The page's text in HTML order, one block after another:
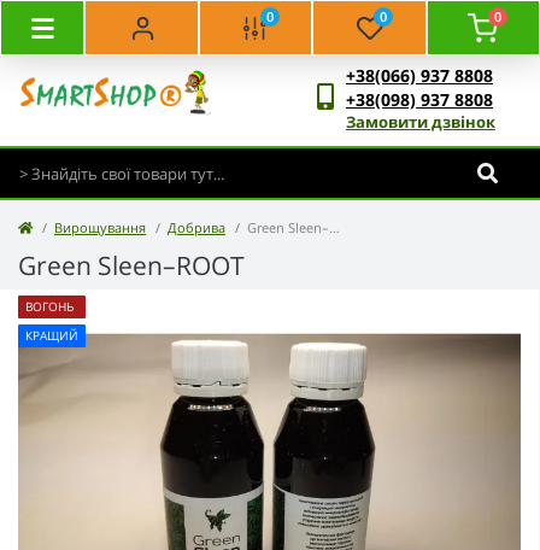
0 0 0
+38(066) 937 8808
+38(098) 937 8808
Замовити дзвінок
Вирощування Добрива Green Sleen–ROOT
Green Sleen–ROOT
ВОГОНЬ
КРАЩИЙ